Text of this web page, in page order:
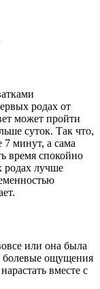
родах от
может пройти
суток. Так что,
минут, а сама
время спокойно
родах лучше
или она была
болевые ощущения
вместе с